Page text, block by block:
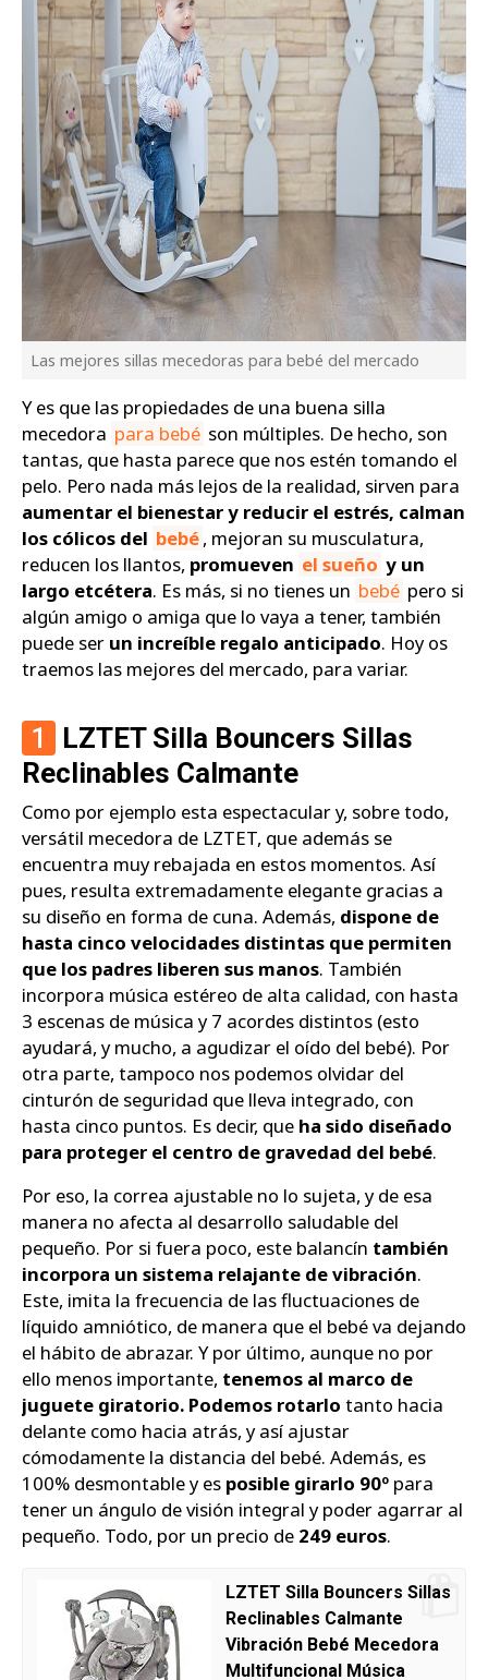
Las mejores sillas mecedoras para bebé del mercado
Y es que las propiedades de una buena silla
mecedora para bebé son múltiples. De hecho, son
tantas, que hasta parece que nos estén tomando el
pelo. Pero nada más lejos de la realidad, sirven para
aumentar el bienestar y reducir el estrés, calman
los cólicos del bebé, mejoran su musculatura,
reducen los llantos, promueven el sueño y un
largo etcétera. Es más, si no tienes un bebé pero si
algún amigo o amiga que lo vaya a tener, también
puede ser un increíble regalo anticipado. Hoy os
traemos las mejores del mercado, para variar.
1
LZTET Silla Bouncers Sillas
Reclinables Calmante
Como por ejemplo esta espectacular y, sobre todo,
versátil mecedora de LZTET, que además se
encuentra muy rebajada en estos momentos. Así
pues, resulta extremadamente elegante gracias a
su diseño en forma de cuna. Además, dispone de
hasta cinco velocidades distintas que permiten
que los padres liberen sus manos. También
incorpora música estéreo de alta calidad, con hasta
3 escenas de música y 7 acordes distintos (esto
ayudará, y mucho, a agudizar el oído del bebé). Por
otra parte, tampoco nos podemos olvidar del
cinturón de seguridad que lleva integrado, con
hasta cinco puntos. Es decir, que ha sido diseñado
para proteger el centro de gravedad del bebé.
Por eso, la correa ajustable no lo sujeta, y de esa
manera no afecta al desarrollo saludable del
pequeño. Por si fuera poco, este balancín también
incorpora un sistema relajante de vibración.
Este, imita la frecuencia de las fluctuaciones de
líquido amniótico, de manera que el bebé va dejando
el hábito de abrazar. Y por último, aunque no por
ello menos importante, tenemos al marco de
juguete giratorio. Podemos rotarlo tanto hacia
delante como hacia atrás, y así ajustar
cómodamente la distancia del bebé. Además, es
100% desmontable y es posible girarlo 90º para
tener un ángulo de visión integral y poder agarrar al
pequeño. Todo, por un precio de 249 euros.
LZTET Silla Bouncers Sillas
Reclinables Calmante
Vibración Bebé Mecedora
Multifuncional Música